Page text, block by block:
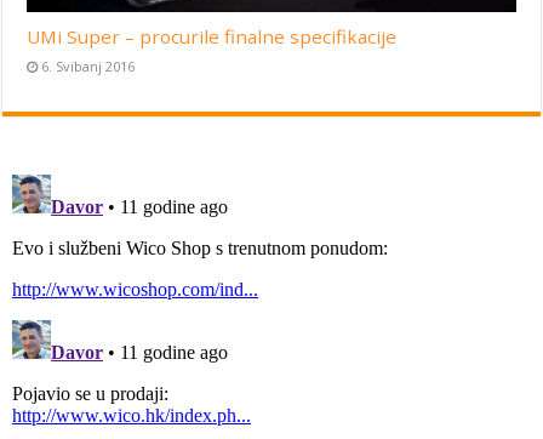
UMi Super – procurile finalne specifikacije
6. Svibanj 2016